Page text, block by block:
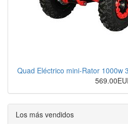
Quad Eléctrico mini-Rator 1000w
Los más vendidos